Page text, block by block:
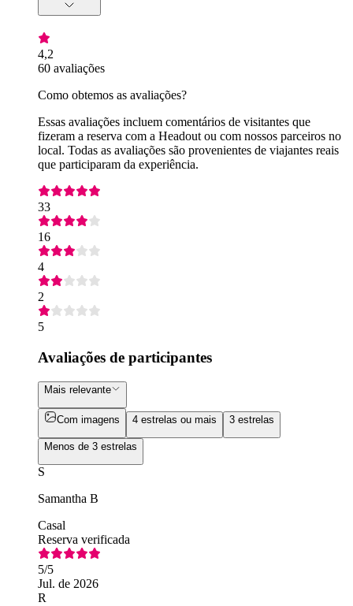
4,2
60 avaliações
Como obtemos as avaliações?
Essas avaliações incluem comentários de visitantes que
fizeram a reserva com a Headout ou com nossos parceiros no
local. Todas as avaliações são provenientes de viajantes reais
que participaram da experiência.
33
16
4
2
5
Avaliações de participantes
Mais relevante
Com imagens 4 estrelas ou mais 3 estrelas
Menos de 3 estrelas
S
Samantha B
Casal
Reserva verificada
5/5
Jul. de 2026
R